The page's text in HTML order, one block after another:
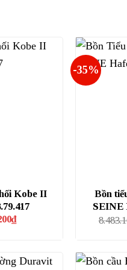
Kobe II
₫
-35%
Bồn
SEINE